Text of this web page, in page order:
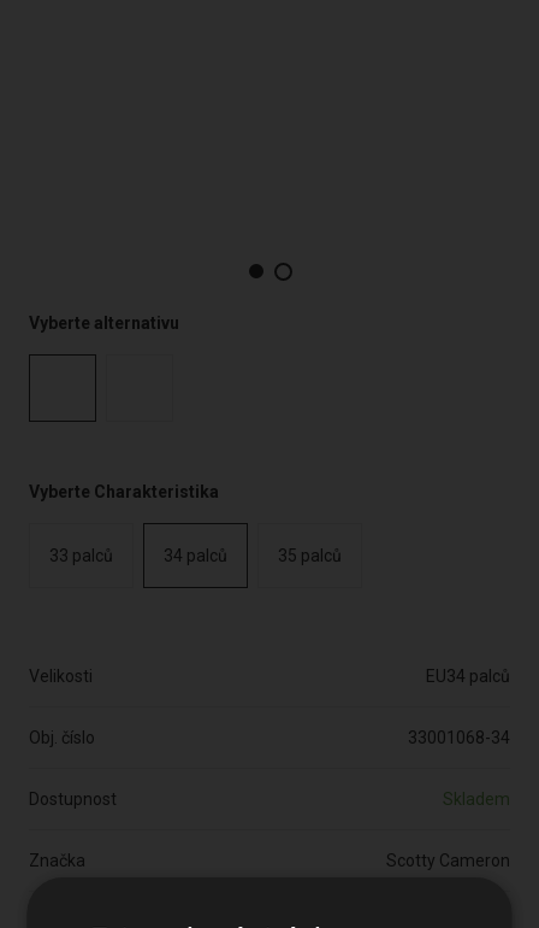
Vyberte alternativu
Vyberte Charakteristika
33 palců 34 palců 35 palců
Velikosti EU34 palců
Obj. číslo 33001068-34
Dostupnost Skladem
Značka Scotty Cameron